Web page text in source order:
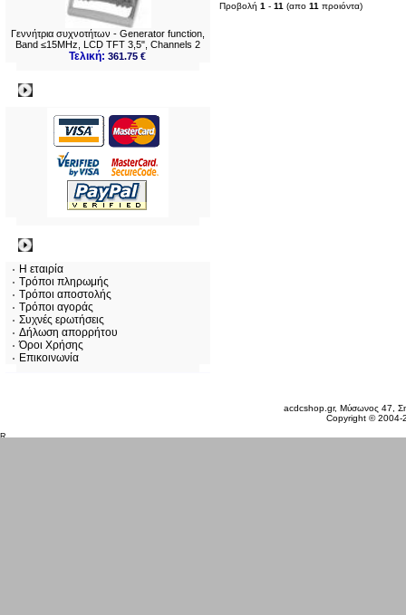
Γεννήτρια συχνοτήτων - Generator function,
Band ≤15MHz, LCD TFT 3,5", Channels 2
Τελική:361.75 €
Η εταιρία
Τρόποι πληρωμής
Τρόποι αποστολής
Τρόποι αγοράς
Συχνές ερωτήσεις
Δήλωση απορρήτου
Όροι Χρήσης
Επικοινωνία
Προβολή 1 - 11 (απο 11 προιόντα)
acdcshop.gr, Μύσωνος 47,
Copyright ©